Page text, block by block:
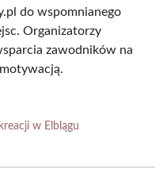
do wspomnianego
Organizatorzy
zawodników na
w Elblągu